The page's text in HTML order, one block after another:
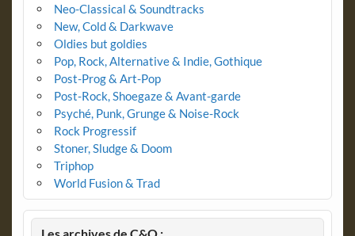
Neo-Classical & Soundtracks
New, Cold & Darkwave
Oldies but goldies
Pop, Rock, Alternative & Indie, Gothique
Post-Prog & Art-Pop
Post-Rock, Shoegaze & Avant-garde
Psyché, Punk, Grunge & Noise-Rock
Rock Progressif
Stoner, Sludge & Doom
Triphop
World Fusion & Trad